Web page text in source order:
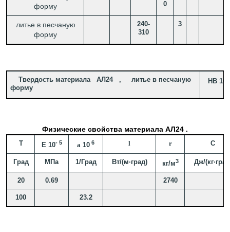
форму
0
литье в песчаную
форму
240-
310
3
Твердость материала АЛ24 , литье в песчаную
форму
HB 10
Физические свойства материала АЛ24 .
T E 10- 5 a 10 6 l r C
Град МПа 1/Град Вт/(м·град) кг/м3 Дж/
20 0.69 2740
100 23.2